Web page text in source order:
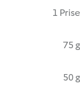
1 Prise
75 g
50 g